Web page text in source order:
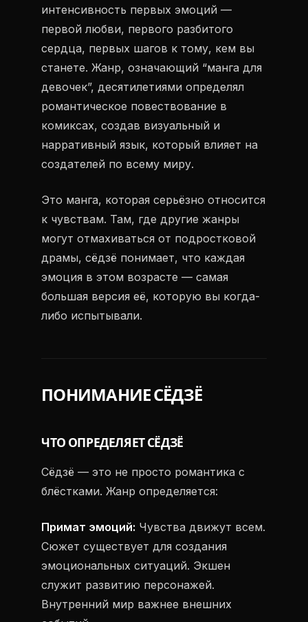
интенсивность первых эмоций —
первой любви, первого разбитого
сердца, первых шагов к тому, кем вы
станете. Жанр, означающий “манга для
девочек”, десятилетиями определял
романтическое повествование в
комиксах, создав визуальный и
нарративный язык, который влияет на
создателей по всему миру.
Это манга, которая серьёзно относится
к чувствам. Там, где другие жанры
могут отмахиваться от подростковой
драмы, сёдзё понимает, что каждая
эмоция в этом возрасте — самая
большая версия её, которую вы когда-
либо испытывали.
ПОНИМАНИЕ СЁДЗЁ
ЧТО ОПРЕДЕЛЯЕТ СЁДЗЁ
Сёдзё — это не просто романтика с
блёстками. Жанр определяется:
Примат эмоций: Чувства движут всем.
Сюжет существует для создания
эмоциональных ситуаций. Экшен
служит развитию персонажей.
Внутренний мир важнее внешних